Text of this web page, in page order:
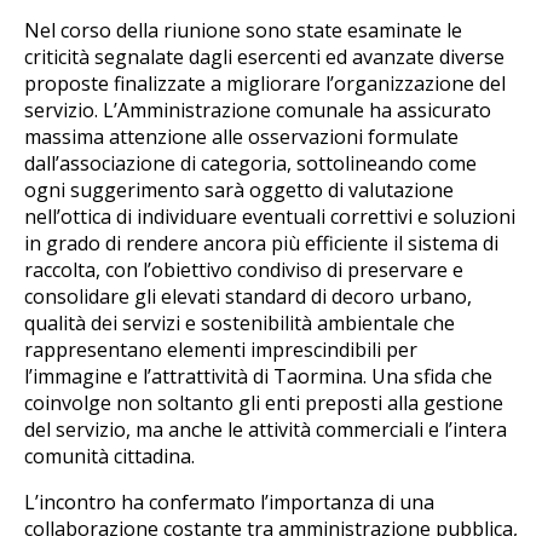
Nel corso della riunione sono state esaminate le
criticità segnalate dagli esercenti ed avanzate diverse
proposte finalizzate a migliorare l’organizzazione del
servizio. L’Amministrazione comunale ha assicurato
massima attenzione alle osservazioni formulate
dall’associazione di categoria, sottolineando come
ogni suggerimento sarà oggetto di valutazione
nell’ottica di individuare eventuali correttivi e soluzioni
in grado di rendere ancora più efficiente il sistema di
raccolta, con l’obiettivo condiviso di preservare e
consolidare gli elevati standard di decoro urbano,
qualità dei servizi e sostenibilità ambientale che
rappresentano elementi imprescindibili per
l’immagine e l’attrattività di Taormina. Una sfida che
coinvolge non soltanto gli enti preposti alla gestione
del servizio, ma anche le attività commerciali e l’intera
comunità cittadina.
L’incontro ha confermato l’importanza di una
collaborazione costante tra amministrazione pubblica,